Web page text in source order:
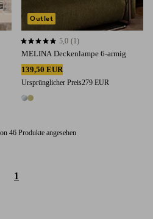
MELINA Deckenlampe 6-armig
139,50 EUR
Ursprünglicher Preis279 EUR
2 Farben
5,0 basierend auf 1 Bewertungen
5,0 (1)
Outlet
46 Produkte angesehen
1